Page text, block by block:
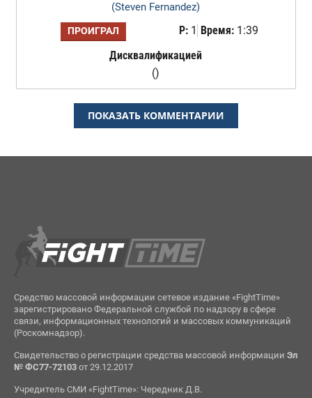
(Steven Fernandez)
ПРОИГРАЛ Р:1 Время:1:39
Дисквалификацией
()
ПОКАЗАТЬ КОММЕНТАРИИ
Средство массовой информации сетевое издание «FightTime»
зарегистрировано Федеральной службой по надзору в сфере
связи, информационных технологий и массовых коммуникаций
(Роскомнадзор).
Свидетельство о регистрации средства массовой информации Эл
№ ФС77-72103от 29.12.2017
Учредитель СМИ «FightTime»: Чередник Д.В.